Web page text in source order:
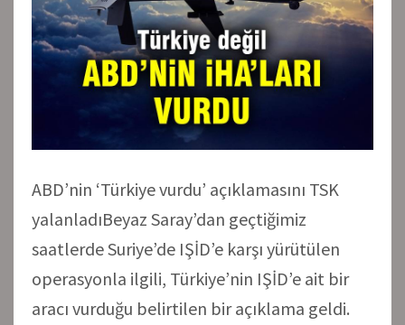
ABD’nin ‘Türkiye vurdu’ açıklamasını TSK
yalanladıBeyaz Saray’dan geçtiğimiz
saatlerde Suriye’de IŞİD’e karşı yürütülen
operasyonla ilgili, Türkiye’nin IŞİD’e ait bir
aracı vurduğu belirtilen bir açıklama geldi.